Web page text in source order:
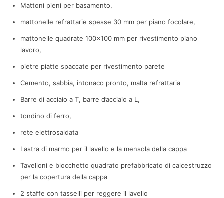
Mattoni pieni per basamento,
mattonelle refrattarie spesse 30 mm per piano focolare,
mattonelle quadrate 100×100 mm per rivestimento piano
lavoro,
pietre piatte spaccate per rivestimento parete
Cemento, sabbia, intonaco pronto, malta refrattaria
Barre di acciaio a T, barre d’acciaio a L,
tondino di ferro,
rete elettrosaldata
Lastra di marmo per il lavello e la mensola della cappa
Tavelloni e blocchetto quadrato prefabbricato di calcestruzzo
per la copertura della cappa
2 staffe con tasselli per reggere il lavello